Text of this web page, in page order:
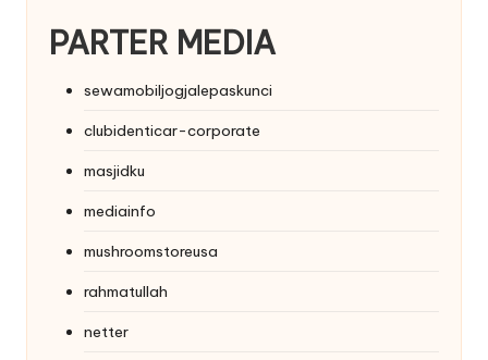
PARTER MEDIA
sewamobiljogjalepaskunci
clubidenticar-corporate
masjidku
mediainfo
mushroomstoreusa
rahmatullah
netter